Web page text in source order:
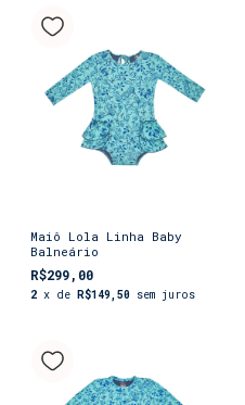
Maiô Lola Linha Baby
Balneário
R$299,00
2 x de R$149,50 sem juros